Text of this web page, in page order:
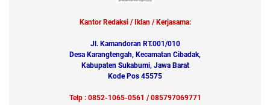
Kantor Redaksi / Iklan / Kerjasama:
Jl. Kamandoran RT.001/010
Desa Karangtengah, Kecamatan Cibadak,
Kabupaten Sukabumi, Jawa Barat
Kode Pos 45575
Telp : 0852-1065-0561 / 085797069771